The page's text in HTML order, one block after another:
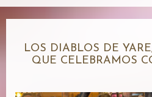
LOS DIABLOS DE
QUE CELEBRAMOS